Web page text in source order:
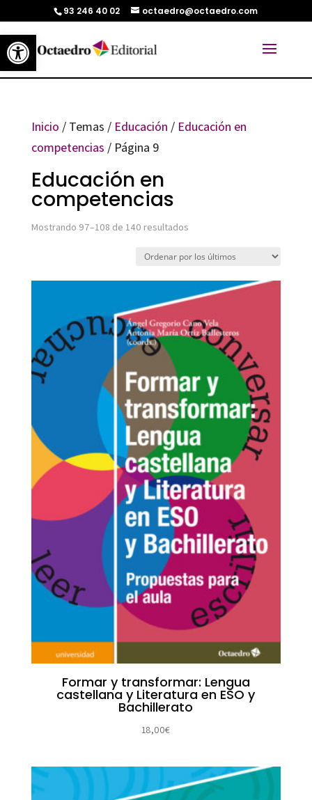
Abrir barra de herramientas
93 246 40 02 octaedro@octaedro.com
Inicio / Temas / Educación / Educación en
competencias / Página 9
Educación en
competencias
Mostrando 97–108 de 140 resultadosOrdenado
últimos
Formar y transformar: Lengua
castellana y Literatura en ESO y
Bachillerato
18,00€